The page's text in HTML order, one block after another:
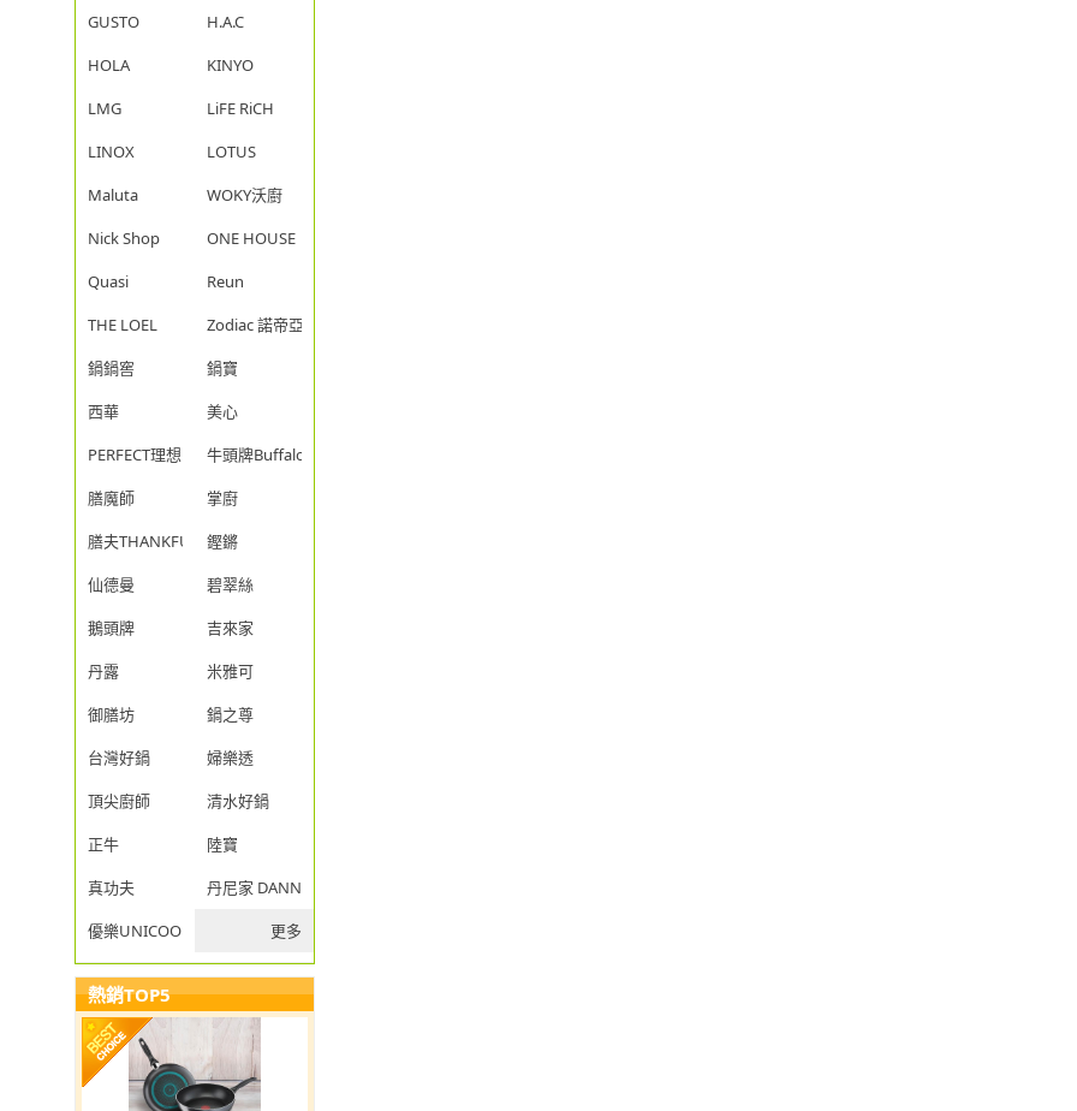
GUSTO
H.A.C
HOLA
KINYO
LMG
LiFE RiCH
LINOX
LOTUS
Maluta
WOKY沃廚
Nick Shop
ONE HOUSE
Quasi
Reun
THE LOEL
Zodiac 諾帝亞
鍋鍋窖
鍋寶
西華
美心
PERFECT理想
牛頭牌Buffalo
膳魔師
掌廚
膳夫THANKFUL
鏗鏘
仙德曼
碧翠絲
鵝頭牌
吉來家
丹露
米雅可
御膳坊
鍋之尊
台灣好鍋
婦樂透
頂尖廚師
清水好鍋
正牛
陸寶
真功夫
丹尼家 DANNY JIA
優樂UNICOOK
更多
熱銷TOP5